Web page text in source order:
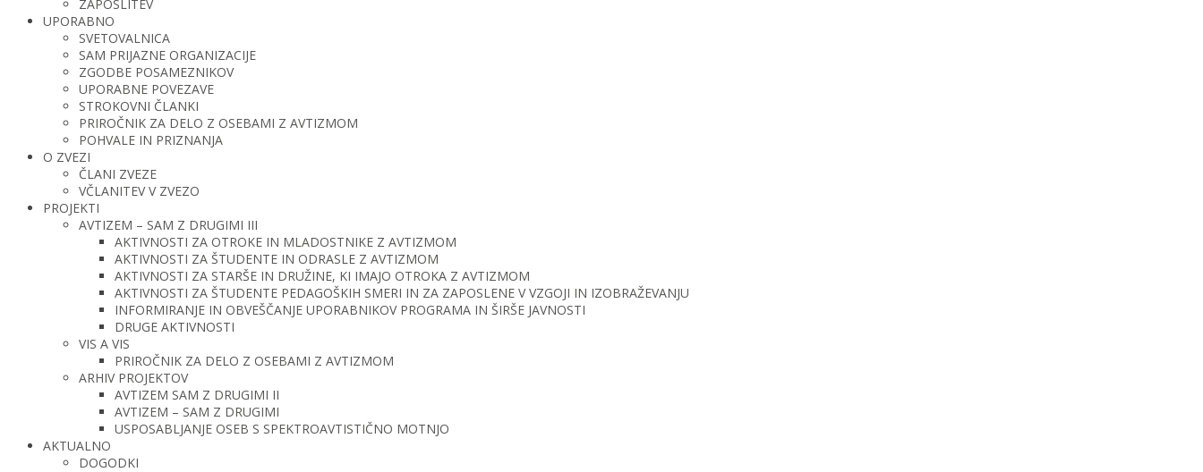
ZAPOSLITEV
UPORABNO
SVETOVALNICA
SAM PRIJAZNE ORGANIZACIJE
ZGODBE POSAMEZNIKOV
UPORABNE POVEZAVE
STROKOVNI ČLANKI
PRIROČNIK ZA DELO Z OSEBAMI Z AVTIZMOM
POHVALE IN PRIZNANJA
O ZVEZI
ČLANI ZVEZE
VČLANITEV V ZVEZO
PROJEKTI
AVTIZEM – SAM Z DRUGIMI III
AKTIVNOSTI ZA OTROKE IN MLADOSTNIKE Z AVTIZMOM
AKTIVNOSTI ZA ŠTUDENTE IN ODRASLE Z AVTIZMOM
AKTIVNOSTI ZA STARŠE IN DRUŽINE, KI IMAJO OTROKA Z AVTIZMOM
AKTIVNOSTI ZA ŠTUDENTE PEDAGOŠKIH SMERI IN ZA ZAPOSLENE V VZGOJI IN IZOBRAŽEVANJU
INFORMIRANJE IN OBVEŠČANJE UPORABNIKOV PROGRAMA IN ŠIRŠE JAVNOSTI
DRUGE AKTIVNOSTI
VIS A VIS
PRIROČNIK ZA DELO Z OSEBAMI Z AVTIZMOM
ARHIV PROJEKTOV
AVTIZEM SAM Z DRUGIMI II
AVTIZEM – SAM Z DRUGIMI
USPOSABLJANJE OSEB S SPEKTROAVTISTIČNO MOTNJO
AKTUALNO
DOGODKI